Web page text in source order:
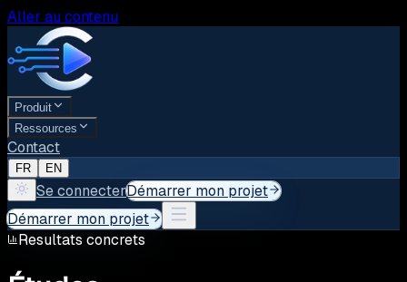
Aller au contenu
Produit
Ressources
Contact
FR EN
Se connecterDémarrer mon projet
Démarrer mon projet
Resultats concrets